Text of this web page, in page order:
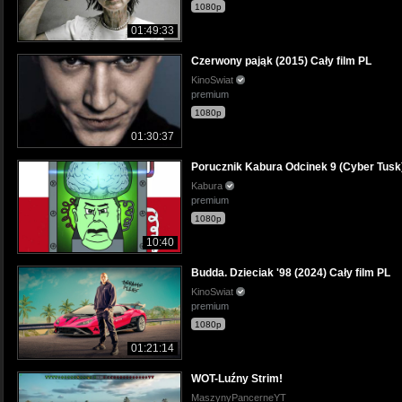
01:49:33
1080p
01:30:37
Czerwony pająk (2015) Cały film PL
KinoSwiat
premium
1080p
10:40
Porucznik Kabura Odcinek 9 (Cyber
Kabura
premium
1080p
01:21:14
Budda. Dzieciak '98 (2024) Cały film PL
KinoSwiat
premium
1080p
WOT-Luźny Strim!
MaszynyPancerneYT